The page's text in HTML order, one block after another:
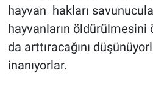
hayvan hakları
hayvanların öldürülmesini
da arttıracağını
inanıyorlar.